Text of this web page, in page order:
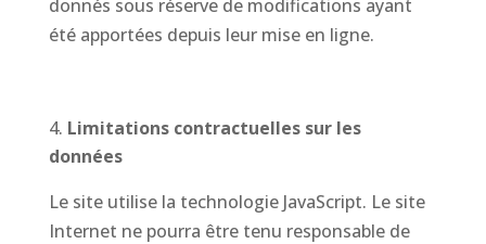
donnés sous réserve de modifications ayant
été apportées depuis leur mise en ligne.
Limitations contractuelles sur les
données
Le site utilise la technologie JavaScript. Le site
Internet ne pourra être tenu responsable de